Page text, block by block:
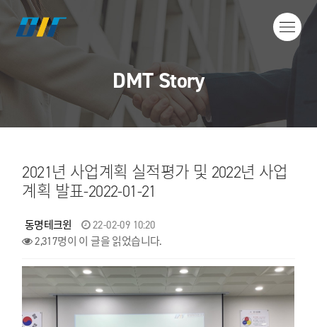
DMT Story
2021년 사업계획 실적평가 및 2022년 사업
계획 발표-2022-01-21
동명테크윈
22-02-09 10:20
2,317명이 이 글을 읽었습니다.